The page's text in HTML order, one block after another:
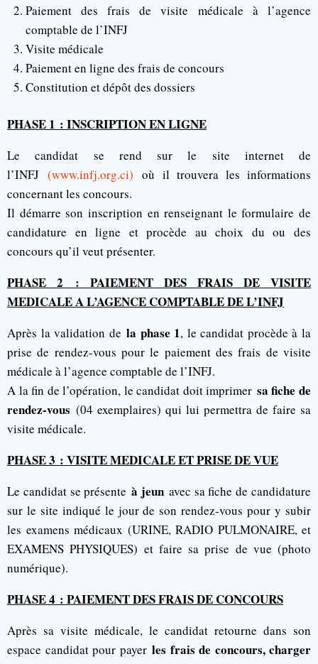
Paiement des frais de visite médicale à l’agence
comptable de l’INFJ
Visite médicale
Paiement en ligne des frais de concours
Constitution et dépôt des dossiers
PHASE 1 : INSCRIPTION EN LIGNE
Le candidat se rend sur le site internet de
l’INFJ(www.infj.org.ci) où il trouvera les informations
concernant les concours.
Il démarre son inscription en renseignant le formulaire de
candidature en ligne et procède au choix du ou des
concours qu’il veut présenter.
PHASE 2 : PAIEMENT DES FRAIS DE VISITE
MEDICALE A L’AGENCE COMPTABLE DE L’INFJ
Après la validation dela phase 1, le candidat procède à la
prise de rendez-vous pour le paiement des frais de visite
médicale à l’agence comptable de l’INFJ.
A la fin de l’opération, le candidat doit imprimer sa fiche de
rendez-vous (04 exemplaires) qui lui permettra de faire sa
visite médicale.
PHASE 3 : VISITE MEDICALE ET PRISE DE VUE
Le candidat se présenteà jeun avec sa fiche de candidature
sur le site indiqué le jour de son rendez-vous pour y subir
les examens médicaux (URINE, RADIO PULMONAIRE, et
EXAMENS PHYSIQUES) et faire sa prise de vue (photo
numérique).
PHASE 4 : PAIEMENT DES FRAIS DE CONCOURS
Après sa visite médicale, le candidat retourne dans son
espace candidat pour payer les frais de concours, charger